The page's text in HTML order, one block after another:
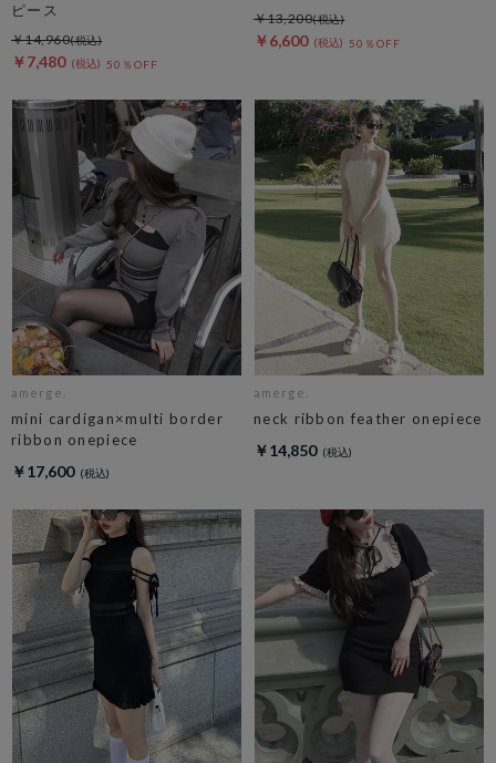
ピース
￥7,480 50％OFF
￥14,960 ￥6,600 50％OFF
￥13,200
amerge.
mini cardigan×multi border
ribbon onepiece
￥17,600
amerge.
neck ribbon feather onepiece
￥14,850